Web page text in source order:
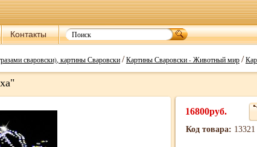
Контакты
сваровски), картины Сваровски/Картины Сваровски - Животный мир/
16800руб.
Код товара: 13321